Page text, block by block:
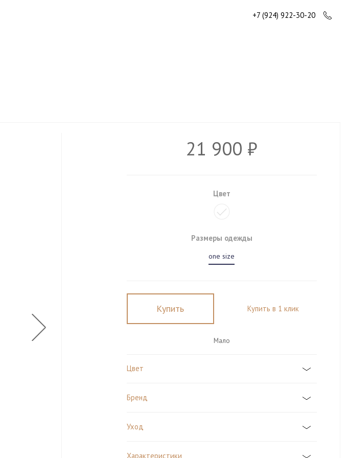
+7 (924) 922-30-20
21 900 ₽
Цвет
Размеры одежды
one size
Купить Купить в 1 клик
Мало
Цвет
Бренд
Уход
Характеристики